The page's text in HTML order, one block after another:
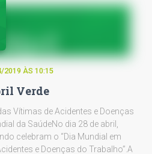
2019 ÀS 10:15
Verde
Vítimas de Acidentes e Doenças
da SaúdeNo dia 28 de abril,
celebram o “Dia Mundial em
e Doenças do Trabalho”.A